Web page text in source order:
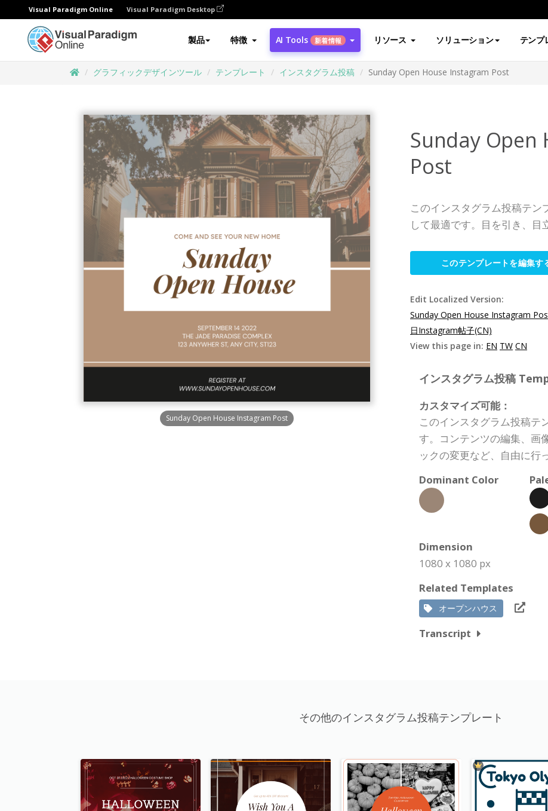
Visual Paradigm Online Visual Paradigm Desktop
製品 特徴 AI Tools 新着情報 リソース ソリューション テンプ
グラフィックデザインツール テンプレート インスタグラム投稿 Sunday Open House Instagram Post
Sunday Open House Instagram Post
Sunday Open
Post
このインスタグラム投稿テン
して最適です。目を引き、目
このテンプレートを編集す
Edit Localized Version:
Sunday Open House Instagram
日Instagram帖子(CN)
View this page in: EN TW CN
インスタグラム投稿
カスタマイズ可能：
このインスタグラム投稿テ
す。コンテンツの編集、画
ックの変更など、自由に行
Dominant Color
Dimension
1080 x 1080 px
Related Templates
オープンハウス
Transcript
その他のインスタグラム投稿テンプレート